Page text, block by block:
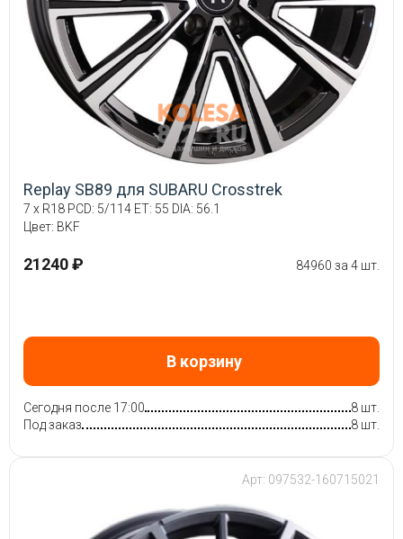
Replay SB89 для SUBARU Crosstrek
7 x R18 PCD: 5/114 ET: 55 DIA: 56.1
Цвет: BKF
21240 ₽ 84960 за 4 шт.
В корзину
Сегодня после 17:00
8 шт.
Под заказ
8 шт.
Арт: 097532-160715021